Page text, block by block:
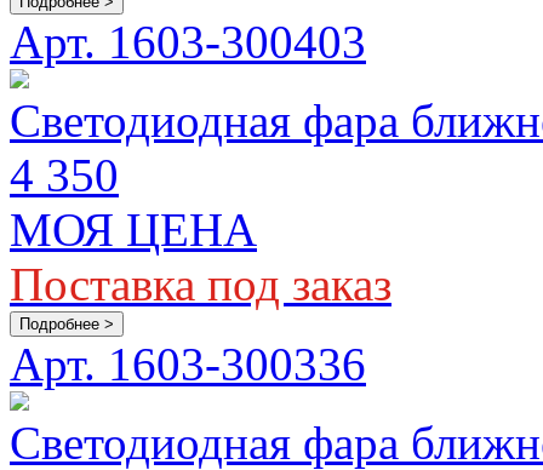
Арт. 1603-300403
Светодиодная фара
4 350
МОЯ ЦЕНА
Поставка под заказ
Подробнее >
Арт. 1603-300336
Светодиодная фара